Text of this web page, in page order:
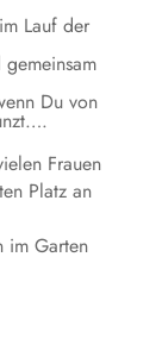
Lauf der
Du von
Frauen
Platz an
im Garten